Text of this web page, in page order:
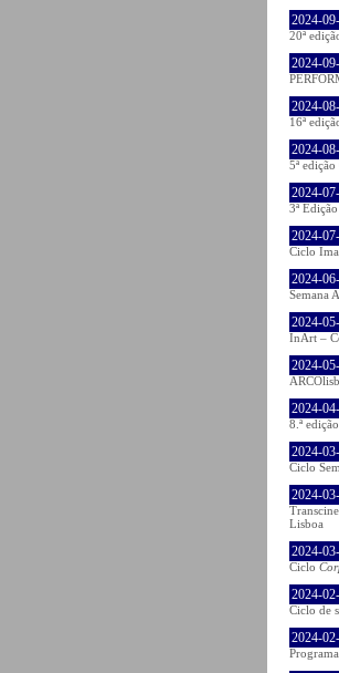
2024-
20ª
2024-
2024-
16ª
2024-
5ª
2024-
3ª
2024-
Ciclo
2024-
Semana
2024-
InArt –
2024-
2024-
8.ª
2024-
Ciclo
2024-
Lisboa
2024-
Ciclo
2024-
Ciclo de
2024-
Programa